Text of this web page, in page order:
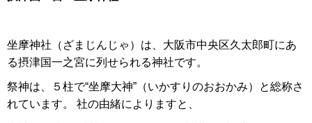
坐摩神社（ざまじんじゃ）は、大阪市中央区久太郎町にあ
る摂津国一之宮に列せられる神社です。
祭神は、５柱で“坐摩大神”（いかすりのおおかみ）と総称さ
れています。 社の由緒によりますと、